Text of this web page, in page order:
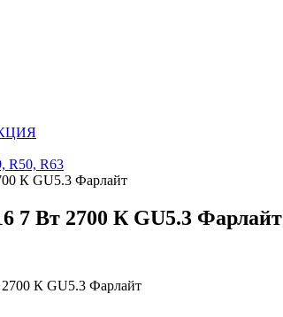
R50, R63
К GU5.3 Фарлайт
7 Вт 2700 К GU5.3 Фарлайт